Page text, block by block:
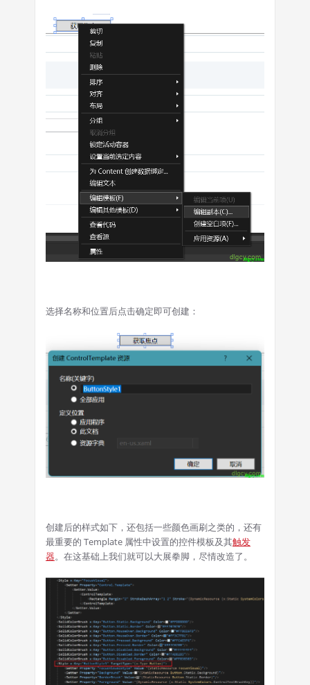
选择名称和位置后点击确定即可创建：
创建后的样式如下，还包括一些颜色画刷之类的，还有
最重要的 Template 属性中设置的控件模板及其触发
器。在这基础上我们就可以大展拳脚，尽情改造了。